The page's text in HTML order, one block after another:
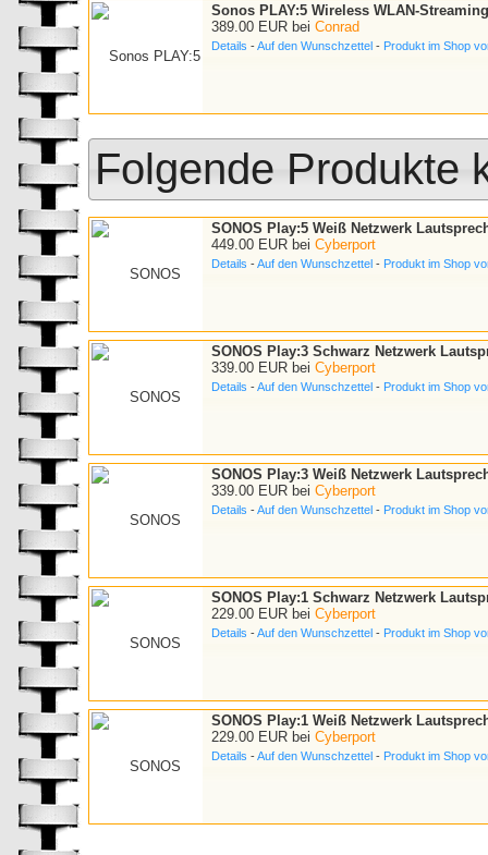
Sonos PLAY:5 Wireless WLAN-
389.00 EUR bei Conrad
Details -Auf den Wunschzettel - Produkt im Shop
Folgende Produkte
SONOS Play:5 Weiß Netzwerk
449.00 EUR bei Cyberport
Details -Auf den Wunschzettel - Produkt im Shop
SONOS Play:3 Schwarz Netzwerk
339.00 EUR bei Cyberport
Details -Auf den Wunschzettel - Produkt im Shop
SONOS Play:3 Weiß Netzwerk
339.00 EUR bei Cyberport
Details -Auf den Wunschzettel - Produkt im Shop
SONOS Play:1 Schwarz Netzwerk
229.00 EUR bei Cyberport
Details -Auf den Wunschzettel - Produkt im Shop
SONOS Play:1 Weiß Netzwerk
229.00 EUR bei Cyberport
Details -Auf den Wunschzettel - Produkt im Shop